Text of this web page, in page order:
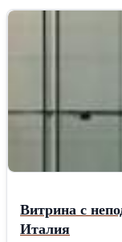
Витрина с
Италия